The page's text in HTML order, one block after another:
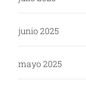
junio 2025
mayo 2025